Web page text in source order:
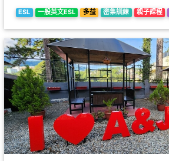
ESL 一般英文ESL 多益 密集訓練 親子課程